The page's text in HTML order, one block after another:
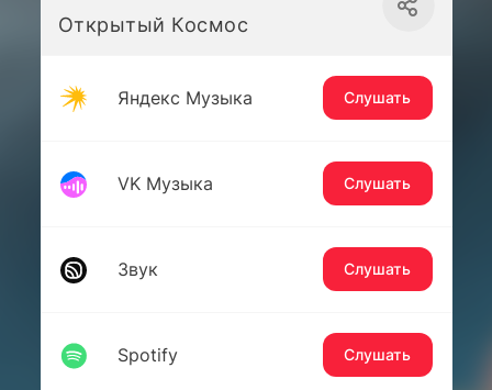
Открытый Космос
Яндекс Музыка Слушать
VK Музыка Слушать
Звук Слушать
Spotify Слушать